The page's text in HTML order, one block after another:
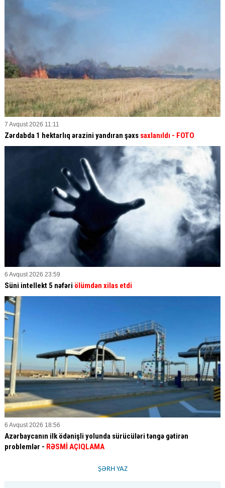
7 Avqust 2026 11:11
Zərdabda 1 hektarlıq ərazini yandıran şəxs saxlanıldı - FOTO
6 Avqust 2026 23:59
Süni intellekt 5 nəfəri ölümdən xilas etdi
6 Avqust 2026 18:56
Azərbaycanın ilk ödənişli yolunda sürücüləri təngə gətirən
problemlər - RƏSMİ AÇIQLAMA
ŞƏRH YAZ